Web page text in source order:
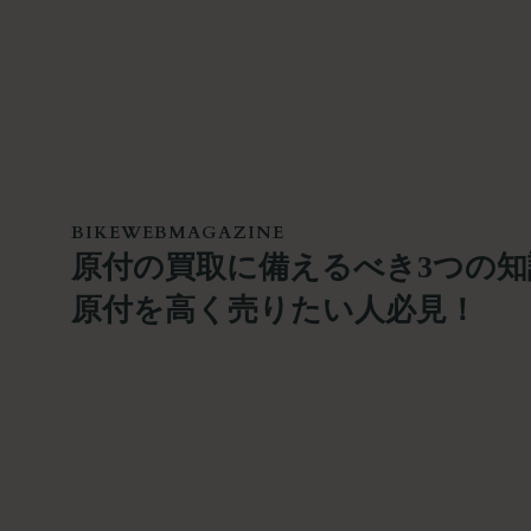
原付の買取に備えるべき3つの
原付を高く売りたい人必見！
BIKEWEBMAGAZINE